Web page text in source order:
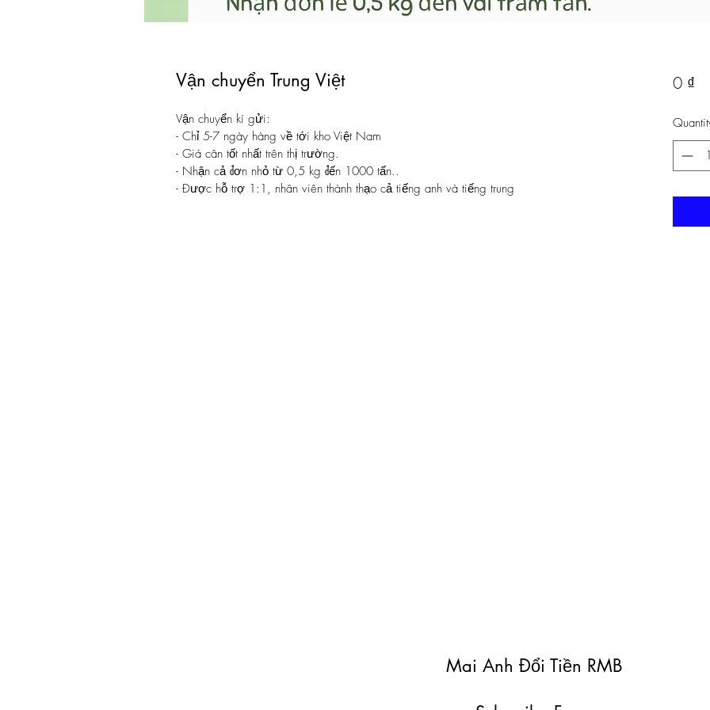
Vận chuyển Trung Việt
Vận chuyển kí gửi:
- Chỉ 5-7 ngày hàng về tới kho Việt Nam
- Giá cân tốt nhất trên thị trường.
- Nhận cả đơn nhỏ từ 0,5 kg đến 1000 tấn..
- Được hỗ trợ 1:1, nhân viên thành thạo cả tiếng anh và tiếng trung
0 ₫
Mai Anh Đổi Tiền RMB